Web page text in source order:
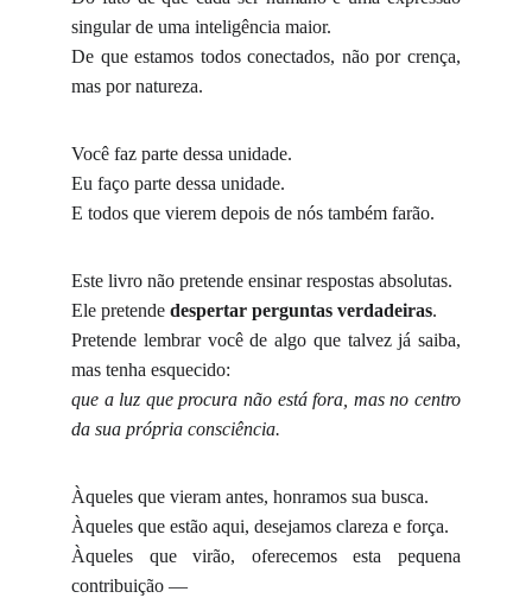
singular de uma inteligência maior.
De que estamos todos conectados, não por crença,
mas por natureza.
Você faz parte dessa unidade.
Eu faço parte dessa unidade.
E todos que vierem depois de nós também farão.
Este livro não pretende ensinar respostas absolutas.
Ele pretende despertar perguntas verdadeiras.
Pretende lembrar você de algo que talvez já saiba,
mas tenha esquecido:
que a luz que procura não está fora, mas no centro
da sua própria consciência.
Àqueles que vieram antes, honramos sua busca.
Àqueles que estão aqui, desejamos clareza e força.
Àqueles que virão, oferecemos esta pequena
contribuição —